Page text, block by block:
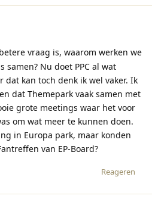
vraag is, waarom werken we
Nu doet PPC al wat
dat kan toch denk ik wel vaker. Ik
dat Themepark vaak samen met
grote meetings waar het voor
om wat meer te kunnen doen.
in Europa park, maar konden
van EP-Board?
Reageren